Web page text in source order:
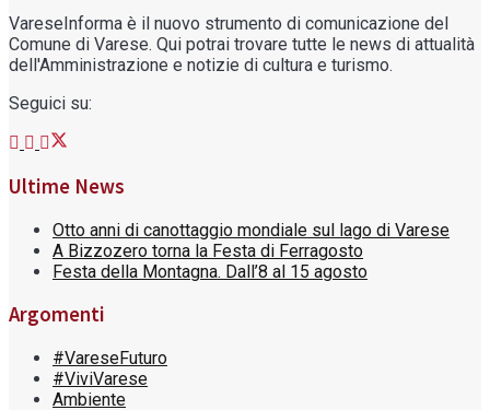
VareseInforma è il nuovo strumento di comunicazione del
Comune di Varese. Qui potrai trovare tutte le news di attualità
dell'Amministrazione e notizie di cultura e turismo.
Seguici su:
Ultime News
Otto anni di canottaggio mondiale sul lago di Varese
A Bizzozero torna la Festa di Ferragosto
Festa della Montagna. Dall’8 al 15 agosto
Argomenti
#VareseFuturo
#ViviVarese
Ambiente